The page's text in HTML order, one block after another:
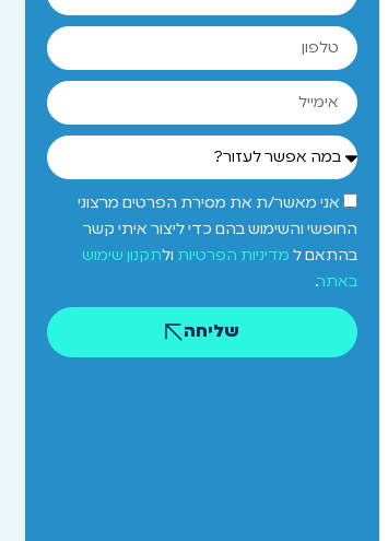
אני מאשר/ת את מסירת הפרטים מרצוני
החופשי והשימוש בהם כדי ליצור איתי קשר
בהתאם ל מדיניות הפרטיות ולתקנון שימוש
באתר.
שליחה